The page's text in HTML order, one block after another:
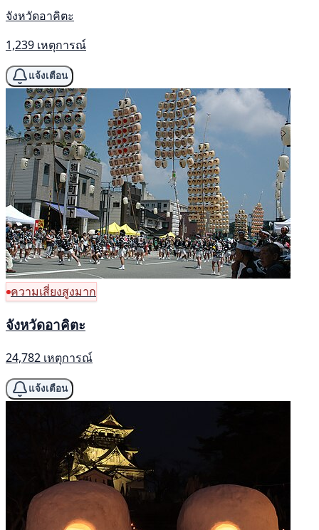
จังหวัดอาคิตะ
1,239 เหตุการณ์
แจ้งเตือน
ความเสี่ยงสูงมาก
จังหวัดอาคิตะ
24,782 เหตุการณ์
แจ้งเตือน